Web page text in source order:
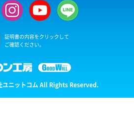
証明書の内容をクリックして
ご確認ください。
ニットコム All Rights Reserved.